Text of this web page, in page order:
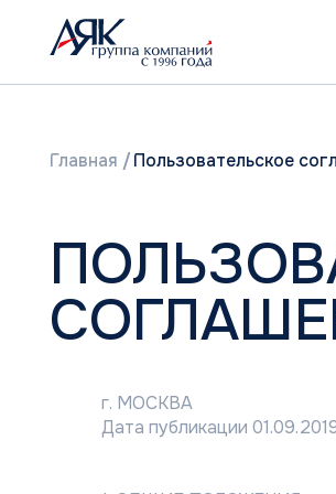
г. МОСКВА
Дата публикации